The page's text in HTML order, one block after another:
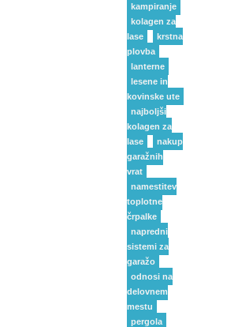
kampiranje
kolagen za
lase
krstna
plovba
lanterne
lesene in
kovinske ute
najboljši
kolagen za
lase
nakup
garažnih
vrat
namestitev
toplotne
črpalke
napredni
sistemi za
garažo
odnosi na
delovnem
mestu
pergola